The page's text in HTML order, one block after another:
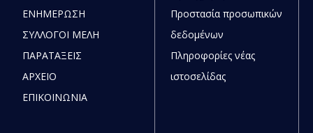
ΕΝΗΜΕΡΩΣΗ
ΣΥΛΛΟΓΟΙ ΜΕΛΗ
ΠΑΡΑΤΑΞΕΙΣ
ΑΡΧΕΙΟ
ΕΠΙΚΟΙΝΩΝΙΑ
Προστασία προσωπικών
δεδομένων
Πληροφορίες νέας
ιστοσελίδας